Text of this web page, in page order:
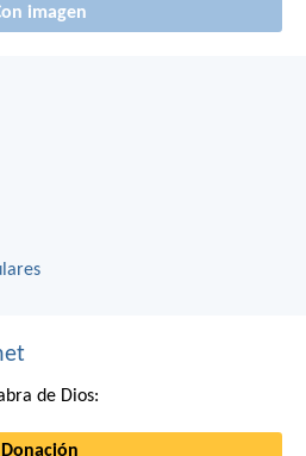
imagen
de Dios:
Donación